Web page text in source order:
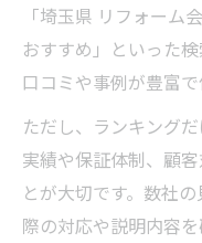
「埼玉県 リフォーム
おすすめ」といった
口コミや事例が豊富
ただし、ランキング
実績や保証体制、顧
とが大切です。数社
際の対応や説明内容